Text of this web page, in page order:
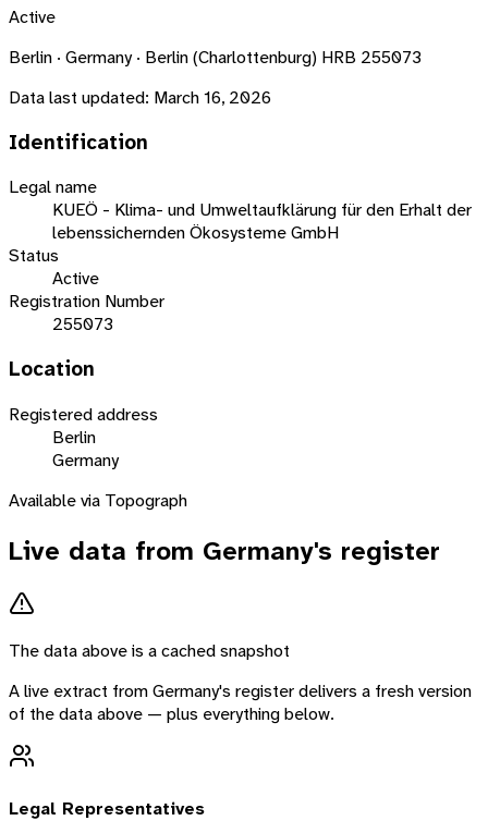
Active
Berlin · Germany · Berlin (Charlottenburg) HRB 255073
Data last updated: March 16, 2026
Identification
Legal name
KUEÖ - Klima- und Umweltaufklärung für den Erhalt der
lebenssichernden Ökosysteme GmbH
Status
Active
Registration Number
255073
Location
Registered address
Berlin
Germany
Available via Topograph
Live data from Germany's register
The data above is a cached snapshot
A live extract fromGermany's register delivers a fresh version
of the data above — plus everything below.
Legal Representatives